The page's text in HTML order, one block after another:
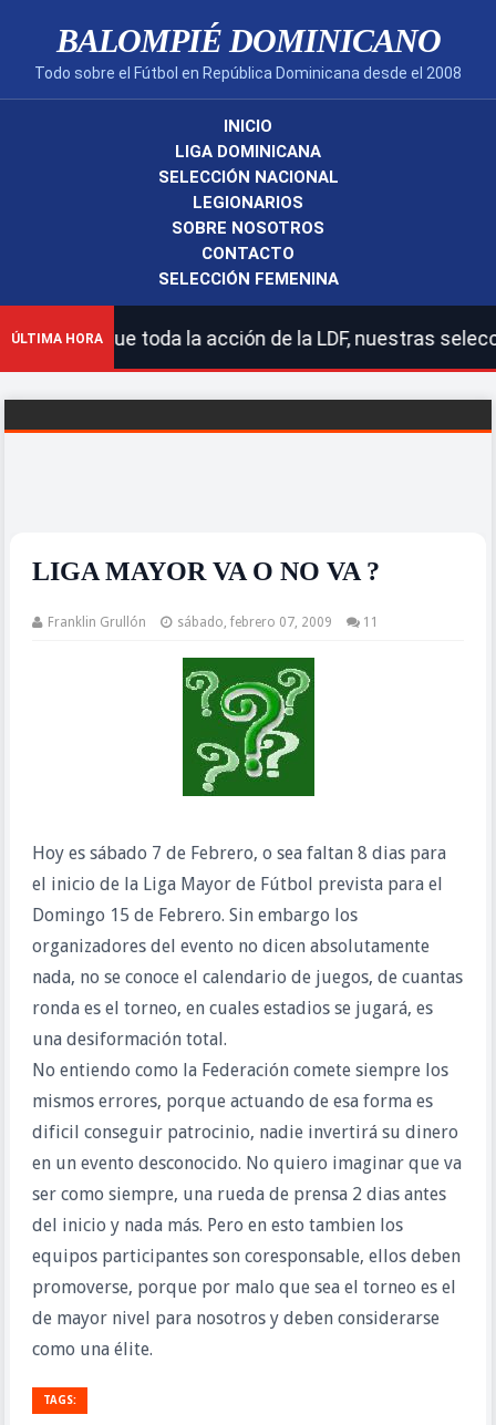
BALOMPIÉ DOMINICANO
Todo sobre el Fútbol en República Dominicana desde el 2008
INICIO
LIGA DOMINICANA
SELECCIÓN NACIONAL
LEGIONARIOS
SOBRE NOSOTROS
CONTACTO
SELECCIÓN FEMENINA
ÚLTIMA HORA
| Sigue toda la acción de la LDF, nuestras
LIGA MAYOR VA O NO VA ?
Franklin Grullón sábado, febrero 07, 2009 11
Hoy es sábado 7 de Febrero, o sea faltan 8 dias para
el inicio de la Liga Mayor de Fútbol prevista para el
Domingo 15 de Febrero. Sin embargo los
organizadores del evento no dicen absolutamente
nada, no se conoce el calendario de juegos, de cuantas
ronda es el torneo, en cuales estadios se jugará, es
una desiformación total.
No entiendo como la Federación comete siempre los
mismos errores, porque actuando de esa forma es
dificil conseguir patrocinio, nadie invertirá su dinero
en un evento desconocido. No quiero imaginar que va
ser como siempre, una rueda de prensa 2 dias antes
del inicio y nada más. Pero en esto tambien los
equipos participantes son coresponsable, ellos deben
promoverse, porque por malo que sea el torneo es el
de mayor nivel para nosotros y deben considerarse
como una élite.
TAGS: